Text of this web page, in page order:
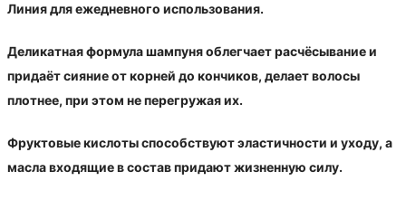
Линия для ежедневного использования.
Деликатная формула шампуня облегчает расчёсывание и
придаёт сияние от корней до кончиков, делает волосы
плотнее, при этом не перегружая их.
Фруктовые кислоты способствуют эластичности и уходу, а
масла входящие в состав придают жизненную силу.